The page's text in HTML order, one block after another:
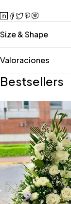
Size & Shape
Valoraciones
Bestsellers